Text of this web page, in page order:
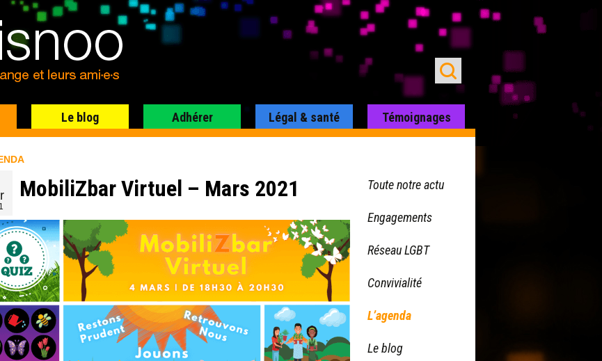
Le blog Adhérer Légal & santé Témoignages
MobiliZbar Virtuel – Mars 2021 Toute notre actu
Engagements
Réseau LGBT
Convivialité
L’agenda
Le blog